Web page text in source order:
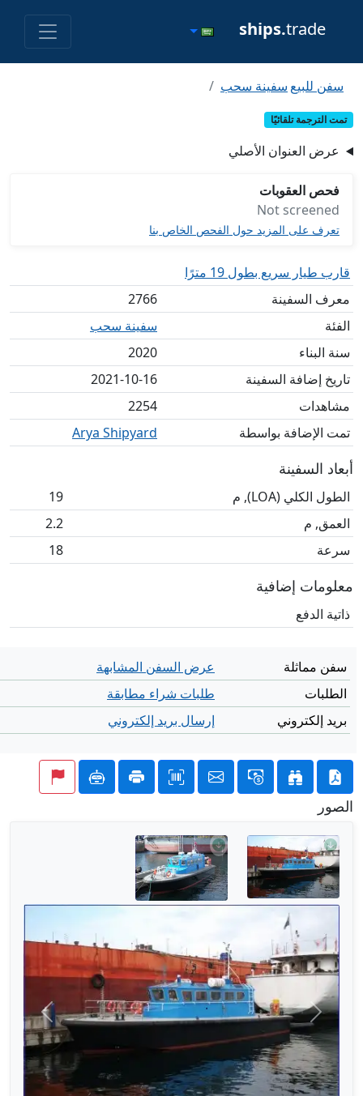
ships.trade
سفن للبيعسفينة سحب
تمت الترجمة تلقائيًا
عرض العنوان الأصلي
فحص العقوبات
Not screened
تعرف على المزيد حول الفحص الخاص بنا
قارب طيار سريع بطول 19 مترًا
معرف السفينة
2766
الفئة
سفينة سحب
سنة البناء
2020
تاريخ إضافة السفينة
2021-10-16
مشاهدات
2254
تمت الإضافة بواسطة
Arya Shipyard
أبعاد السفينة
الطول الكلي (LOA), م
19
العمق, م
2.2
سرعة
18
معلومات إضافية
ذاتية الدفع
سفن مماثلة
عرض السفن المشابهة
الطلبات
طلبات شراء مطابقة
بريد إلكتروني
إرسال بريد إلكتروني
الصور
السابق التالي